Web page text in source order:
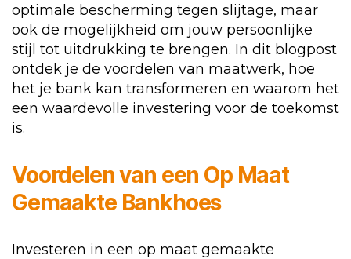
Een
Op
Maat
Gemaakte
Bankhoes?
optimale bescherming tegen slijtage, maar
ook de mogelijkheid om jouw persoonlijke
stijl tot uitdrukking te brengen. In dit blogpost
ontdek je de voordelen van maatwerk, hoe
het je bank kan transformeren en waarom het
een waardevolle investering voor de toekomst
is.
Voordelen van een Op Maat
Gemaakte Bankhoes
Investeren in een op maat gemaakte